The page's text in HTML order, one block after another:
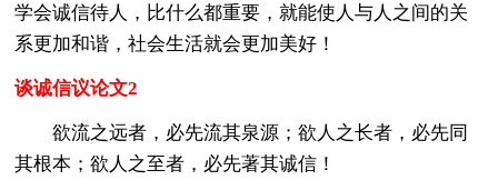
学会诚信待人，比什么都重要，就能使人与人之间的关
系更加和谐，社会生活就会更加美好！
谈诚信议论文2
欲流之远者，必先流其泉源；欲人之长者，必先同
其根本；欲人之至者，必先著其诚信！